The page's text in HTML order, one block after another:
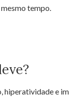
tempo.
e